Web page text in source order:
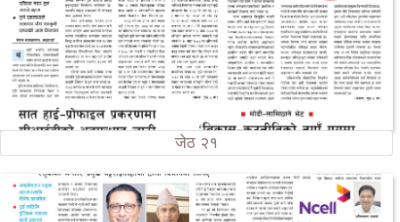
जेठ २१